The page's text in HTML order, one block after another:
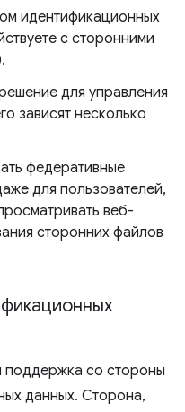
идентификационных
с сторонними
для управления
зависят несколько
федеративные
для пользователей,
веб-
сторонних файлов
поддержка со стороны
данных. Сторона,